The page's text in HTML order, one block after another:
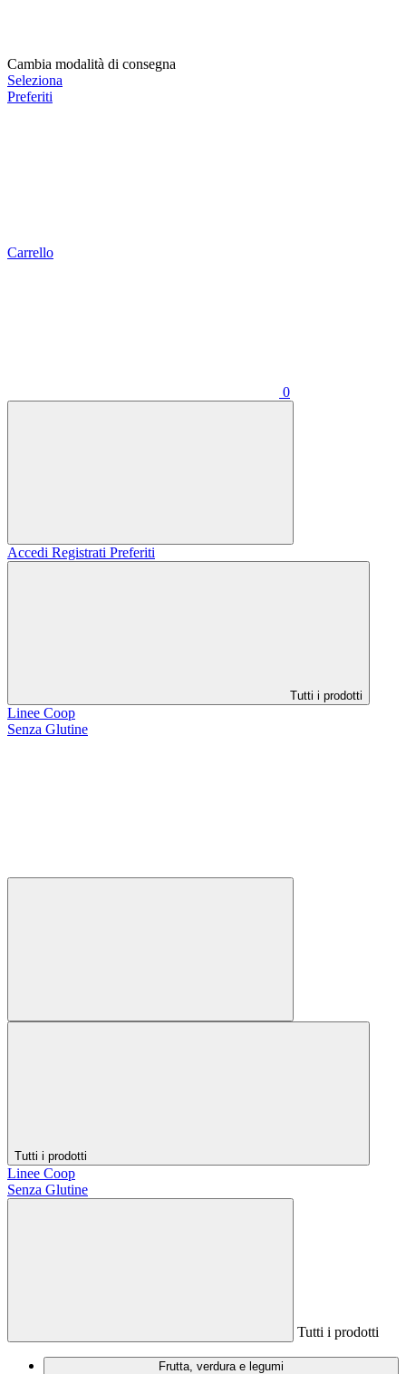
Cambia modalità di consegna
Seleziona
Preferiti
Carrello
0
Accedi Registrati Preferiti
Tutti i prodotti
Linee Coop
Senza Glutine
Tutti i prodotti
Linee Coop
Senza Glutine
Tutti i prodotti
Frutta, verdura e legumi